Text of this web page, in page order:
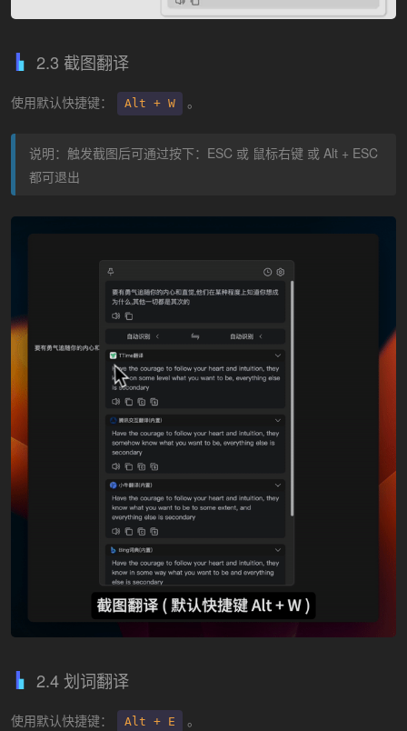
2.3 截图翻译
使用默认快捷键： Alt + W 。
说明：触发截图后可通过按下：ESC 或 鼠标右键 或 Alt + ESC
都可退出
2.4 划词翻译
使用默认快捷键： Alt + E 。